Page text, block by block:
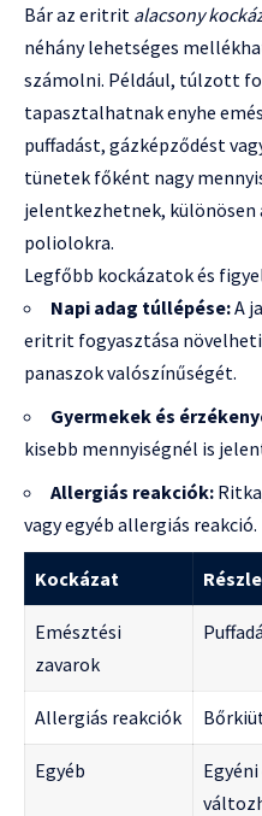
Bár az eritrit alacsony
néhány lehetséges
számolni. Például, túlzott
tapasztalhatnak enyhe
puffadást, gázképződést
tünetek főként nagy
jelentkezhetnek, különösen
poliolokra.
Legfőbb kockázatok és
Napi adag túllépése:A
eritrit fogyasztása
panaszok valószínűségét.
Gyermekek és
kisebb mennyiségnél is
Allergiás reakciók:
vagy egyéb allergiás reakció.
Kockázat
Emésztési
zavarok
Allergiás reakciók
Egyéb